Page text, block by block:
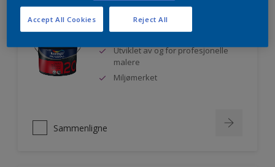
Nordsjö Professional 20
Veggmaling med god dekkevne
Utviklet av og for profesjonelle
malere
Miljømerket
Sammenligne
Reject All
Accept All Cookies